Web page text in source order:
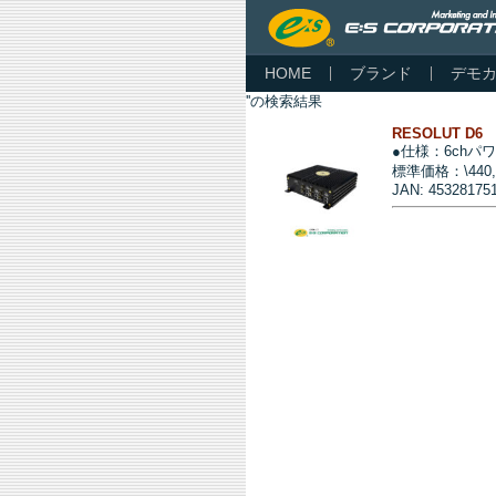
HOME ブランド デモ
''の検索結果
RESOLUT D6
●仕様：6chパ
標準価格：
JAN: